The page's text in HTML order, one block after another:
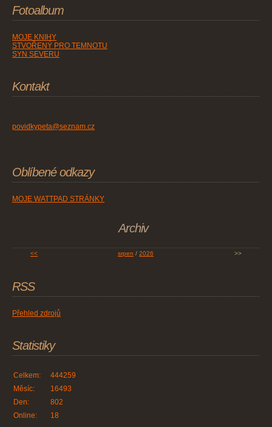
Fotoalbum
MOJE KNIHY
STVOŘENÝ PRO TEMNOTU
SYN SEVERU
Kontakt
povidkypeta@seznam.cz
Oblíbené odkazy
MOJE WATTPAD STRÁNKY
Archiv
<< srpen / 2026 >>
RSS
Přehled zdrojů
Statistiky
Online: 18
Celkem:
444259
Měsíc:
16493
Den:
802